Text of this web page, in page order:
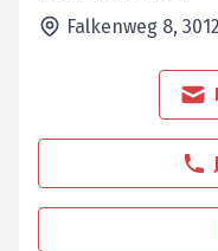
Falkenweg 8, 3012